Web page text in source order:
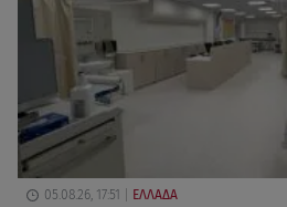
05.08.26, 17:51 ΕΛΛΑΔΑ